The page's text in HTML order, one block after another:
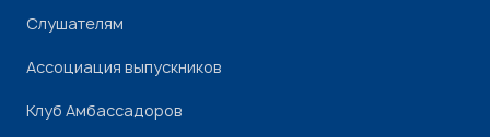
Слушателям
Ассоциация выпускников
Клуб Амбассадоров